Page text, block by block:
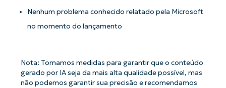
Nenhum problema conhecido relatado pela Microsoft
no momento do lançamento
Nota: Tomamos medidas para garantir que o conteúdo
gerado por IA seja da mais alta qualidade possível, mas
não podemos garantir sua precisão e recomendamos
Comece a usar as análises de KB
orientadas por IA do NinjaOne!
First
Business
email*